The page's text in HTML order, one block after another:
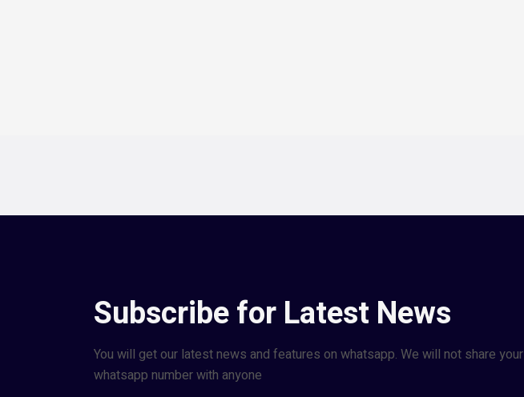
Subscribe for Latest News
You will get our latest news and features on whatsapp. We will not share your
whatsapp number with anyone